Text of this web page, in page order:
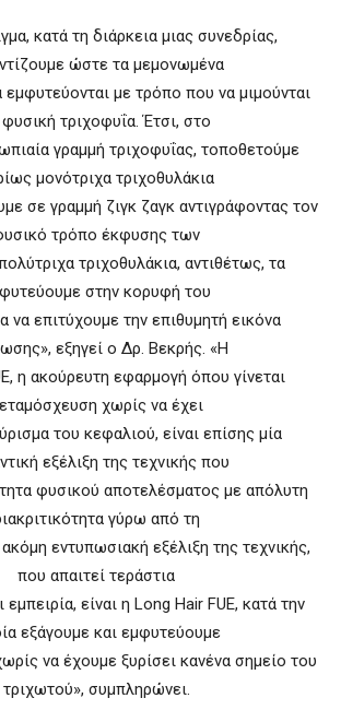
κατά τη διάρκεια μιας συνεδρίας,
ώστε τα μεμονωμένα
εμφυτεύονται με τρόπο που να μιμούνται
τριχοφυΐα. Έτσι, στο
γραμμή τριχοφυΐας, τοποθετούμε
μονότριχα τριχοθυλάκια
σε γραμμή ζιγκ ζαγκ αντιγράφοντας τον
τρόπο έκφυσης των
τριχοθυλάκια, αντιθέτως, τα
στην κορυφή του
να επιτύχουμε την επιθυμητή εικόνα
εξηγεί ο Δρ. Βεκρής. «Η
η ακούρευτη εφαρμογή όπου γίνεται
χωρίς να έχει
του κεφαλιού, είναι επίσης μία
εξέλιξη της τεχνικής που
φυσικού αποτελέσματος με απόλυτη
γύρω από τη
εντυπωσιακή εξέλιξη της τεχνικής,
που απαιτεί τεράστια
εμπειρία, είναι η Long Hair FUE, κατά την
εξάγουμε και εμφυτεύουμε
να έχουμε ξυρίσει κανένα σημείο του
τριχωτού», συμπληρώνει.